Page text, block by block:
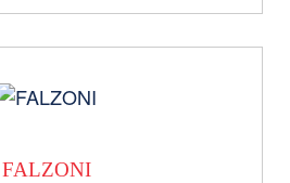
FALZONI